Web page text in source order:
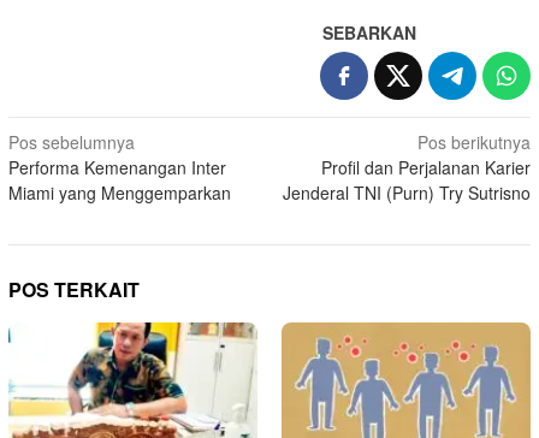
SEBARKAN
N
a
v
i
g
s
i
p
Pos sebelumnya
Performa Kemenangan Inter
Miami yang Menggemparkan
Pos berikutnya
Profil dan Perjalanan Karier
Jenderal TNI (Purn) Try Sutrisno
POS TERKAIT